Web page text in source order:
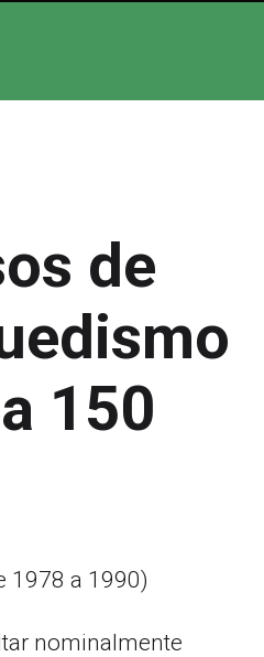
de
150
1978 a 1990)
nominalmente